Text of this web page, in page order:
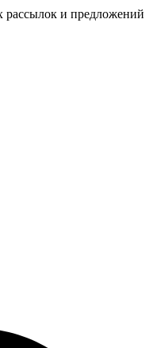
рассылок и предложений